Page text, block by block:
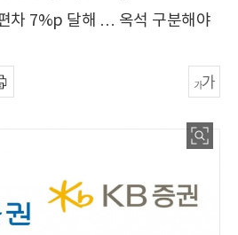
차 7%p 달해 … 옥석 구분해야